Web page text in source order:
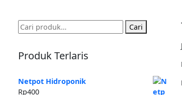
Pencarian
untuk:
Cari
Produk Terlaris
Netpot Hidroponik
Rp400